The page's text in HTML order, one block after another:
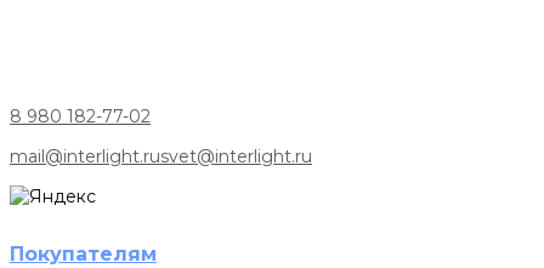
8 980 182-77-02
mail@interlight.rusvet@interlight.ru
Покупателям